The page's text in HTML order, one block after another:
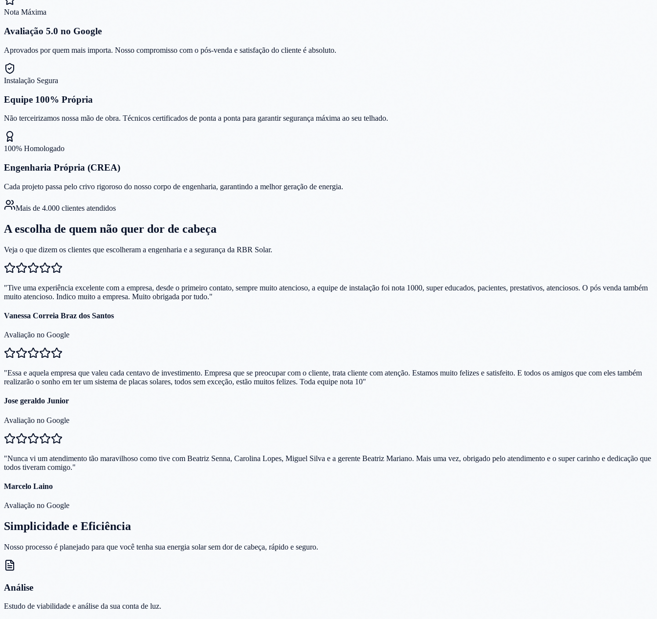
Nota Máxima
Avaliação 5.0 no Google
Aprovados por quem mais importa. Nosso compromisso com o pós-venda e satisfação do cliente é absoluto.
Instalação Segura
Equipe 100% Própria
Não terceirizamos nossa mão de obra. Técnicos certificados de ponta a ponta para garantir segurança máxima ao seu telhado.
100% Homologado
Engenharia Própria (CREA)
Cada projeto passa pelo crivo rigoroso do nosso corpo de engenharia, garantindo a melhor geração de energia.
Mais de 4.000 clientes atendidos
A escolha de quem não quer dor de cabeça
Veja o que dizem os clientes que escolheram a engenharia e a segurança da RBR Solar.
"Tive uma experiência excelente com a empresa, desde o primeiro contato, sempre muito atencioso, a equipe de instalação foi nota 1000, super educados, pacientes, prestativos, atenciosos. O pós venda também
muito atencioso. Indico muito a empresa. Muito obrigada por tudo."
Vanessa Correia Braz dos Santos
Avaliação no Google
"Essa e aquela empresa que valeu cada centavo de investimento. Empresa que se preocupar com o cliente, trata cliente com atenção. Estamos muito felizes e satisfeito. E todos os amigos que com eles também
realizarão o sonho em ter um sistema de placas solares, todos sem exceção, estão muitos felizes. Toda equipe nota 10"
Jose geraldo Junior
Avaliação no Google
"Nunca vi um atendimento tão maravilhoso como tive com Beatriz Senna, Carolina Lopes, Miguel Silva e a gerente Beatriz Mariano. Mais uma vez, obrigado pelo atendimento e o super carinho e dedicação que
todos tiveram comigo."
Marcelo Laino
Avaliação no Google
Simplicidade e Eficiência
Nosso processo é planejado para que você tenha sua energia solar sem dor de cabeça, rápido e seguro.
Análise
Estudo de viabilidade e análise da sua conta de luz.